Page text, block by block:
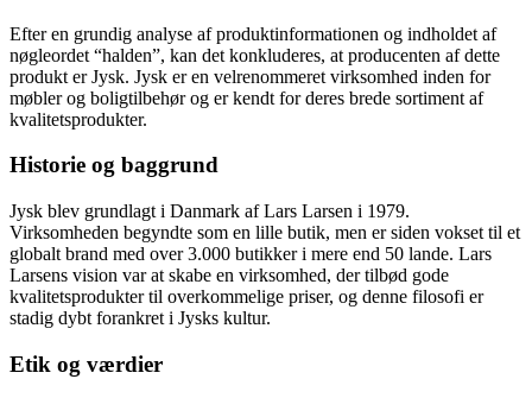
Efter en grundig analyse af produktinformationen og indholdet af
nøgleordet “halden”, kan det konkluderes, at producenten af dette
produkt er Jysk. Jysk er en velrenommeret virksomhed inden for
møbler og boligtilbehør og er kendt for deres brede sortiment af
kvalitetsprodukter.
Historie og baggrund
Jysk blev grundlagt i Danmark af Lars Larsen i 1979.
Virksomheden begyndte som en lille butik, men er siden vokset til et
globalt brand med over 3.000 butikker i mere end 50 lande. Lars
Larsens vision var at skabe en virksomhed, der tilbød gode
kvalitetsprodukter til overkommelige priser, og denne filosofi er
stadig dybt forankret i Jysks kultur.
Etik og værdier